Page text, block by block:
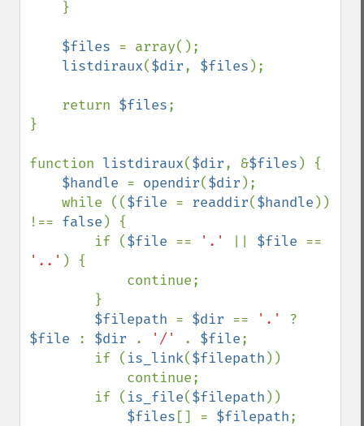
$files = array();
listdiraux($dir, $files );
    return
$files;
}
function listdiraux($dir, &$files ) {
$handle = opendir($dir );
    while ((
$file = readdir($handle ))
!== false ) {
        if (
$file == '.' $file
'..' ) {
$filepath = $dir == '.'
$file
: $dir . '/' . $file;
        if (
is_link($filepath ))
        if (
is_file($filepath ))
$files [] = $filepath;